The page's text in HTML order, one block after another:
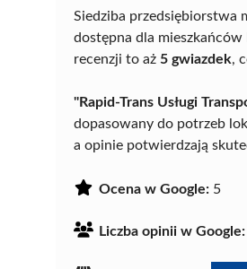
Siedziba przedsiębiorstwa
dostępna dla mieszkańców
recenzji to aż 5 gwiazdek,
"Rapid-Trans Usługi
dopasowany do potrzeb
a opinie potwierdzają
Ocena w Google: 5
Liczba opinii w Google: